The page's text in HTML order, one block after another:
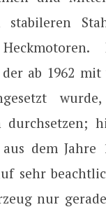
ab 1962 mit
durchsetzen;
dem Jahre
sehr
nur